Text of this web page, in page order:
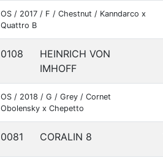
OS / 2017 / F / Chestnut / Kanndarco x
Quattro B
0108
HEINRICH VON
IMHOFF
OS / 2018 / G / Grey / Cornet
Obolensky x Chepetto
0081 CORALIN 8